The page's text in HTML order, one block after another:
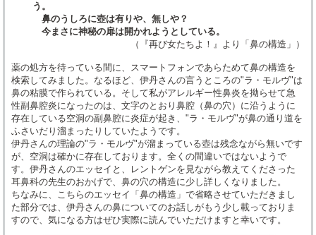
う。
鼻のうしろに壺は有りや、無しや？
今まさに神秘の扉は開かれようとしている。
（『再び女たちよ！』より「鼻の構造」）
薬の処方を待っている間に、スマートフォンであらためて鼻の構造を
検索してみました。なるほど、伊丹さんの言うところの"ラ・モルヴ"は
鼻の粘膜で作られている。そして私がアレルギー性鼻炎を拗らせて急
性副鼻腔炎になったのは、文字のとおり鼻腔（鼻の穴）に沿うように
存在している空洞の副鼻腔に炎症が起き、"ラ・モルヴ"が鼻の通り道を
ふさいだり溜まったりしていたようです。
伊丹さんの理論の"ラ・モルヴ"が溜まっている壺は残念ながら無いです
が、空洞は確かに存在しております。全くの間違いではないようで
す。伊丹さんのエッセイと、レントゲンを見ながら教えてくださった
耳鼻科の先生のおかげで、鼻の穴の構造に少し詳しくなりました。
ちなみに、こちらのエッセイ「鼻の構造」で省略させていただきまし
た部分では、伊丹さんの鼻についてのお話しがもう少し載っておりま
すので、気になる方はぜひ実際に読んでいただけますと幸いです。